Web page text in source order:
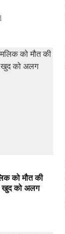
को मौत की
खुद को अलग